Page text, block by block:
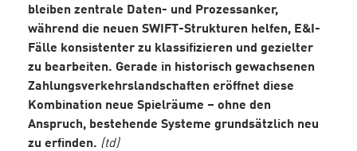
bleiben zentrale Daten- und Prozessanker,
während die neuen SWIFT-Strukturen helfen, E&I-
Fälle konsistenter zu klassifizieren und gezielter
zu bearbeiten. Gerade in historisch gewachsenen
Zahlungsverkehrslandschaften eröffnet diese
Kombination neue Spielräume – ohne den
Anspruch, bestehende Systeme grundsätzlich neu
zu erfinden. (td)